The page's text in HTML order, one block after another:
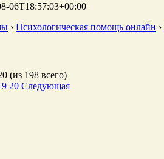
06T18:57:03+00:00
› Психологическая помощь онлайн ›
(из 198 всего)
20 Следующая